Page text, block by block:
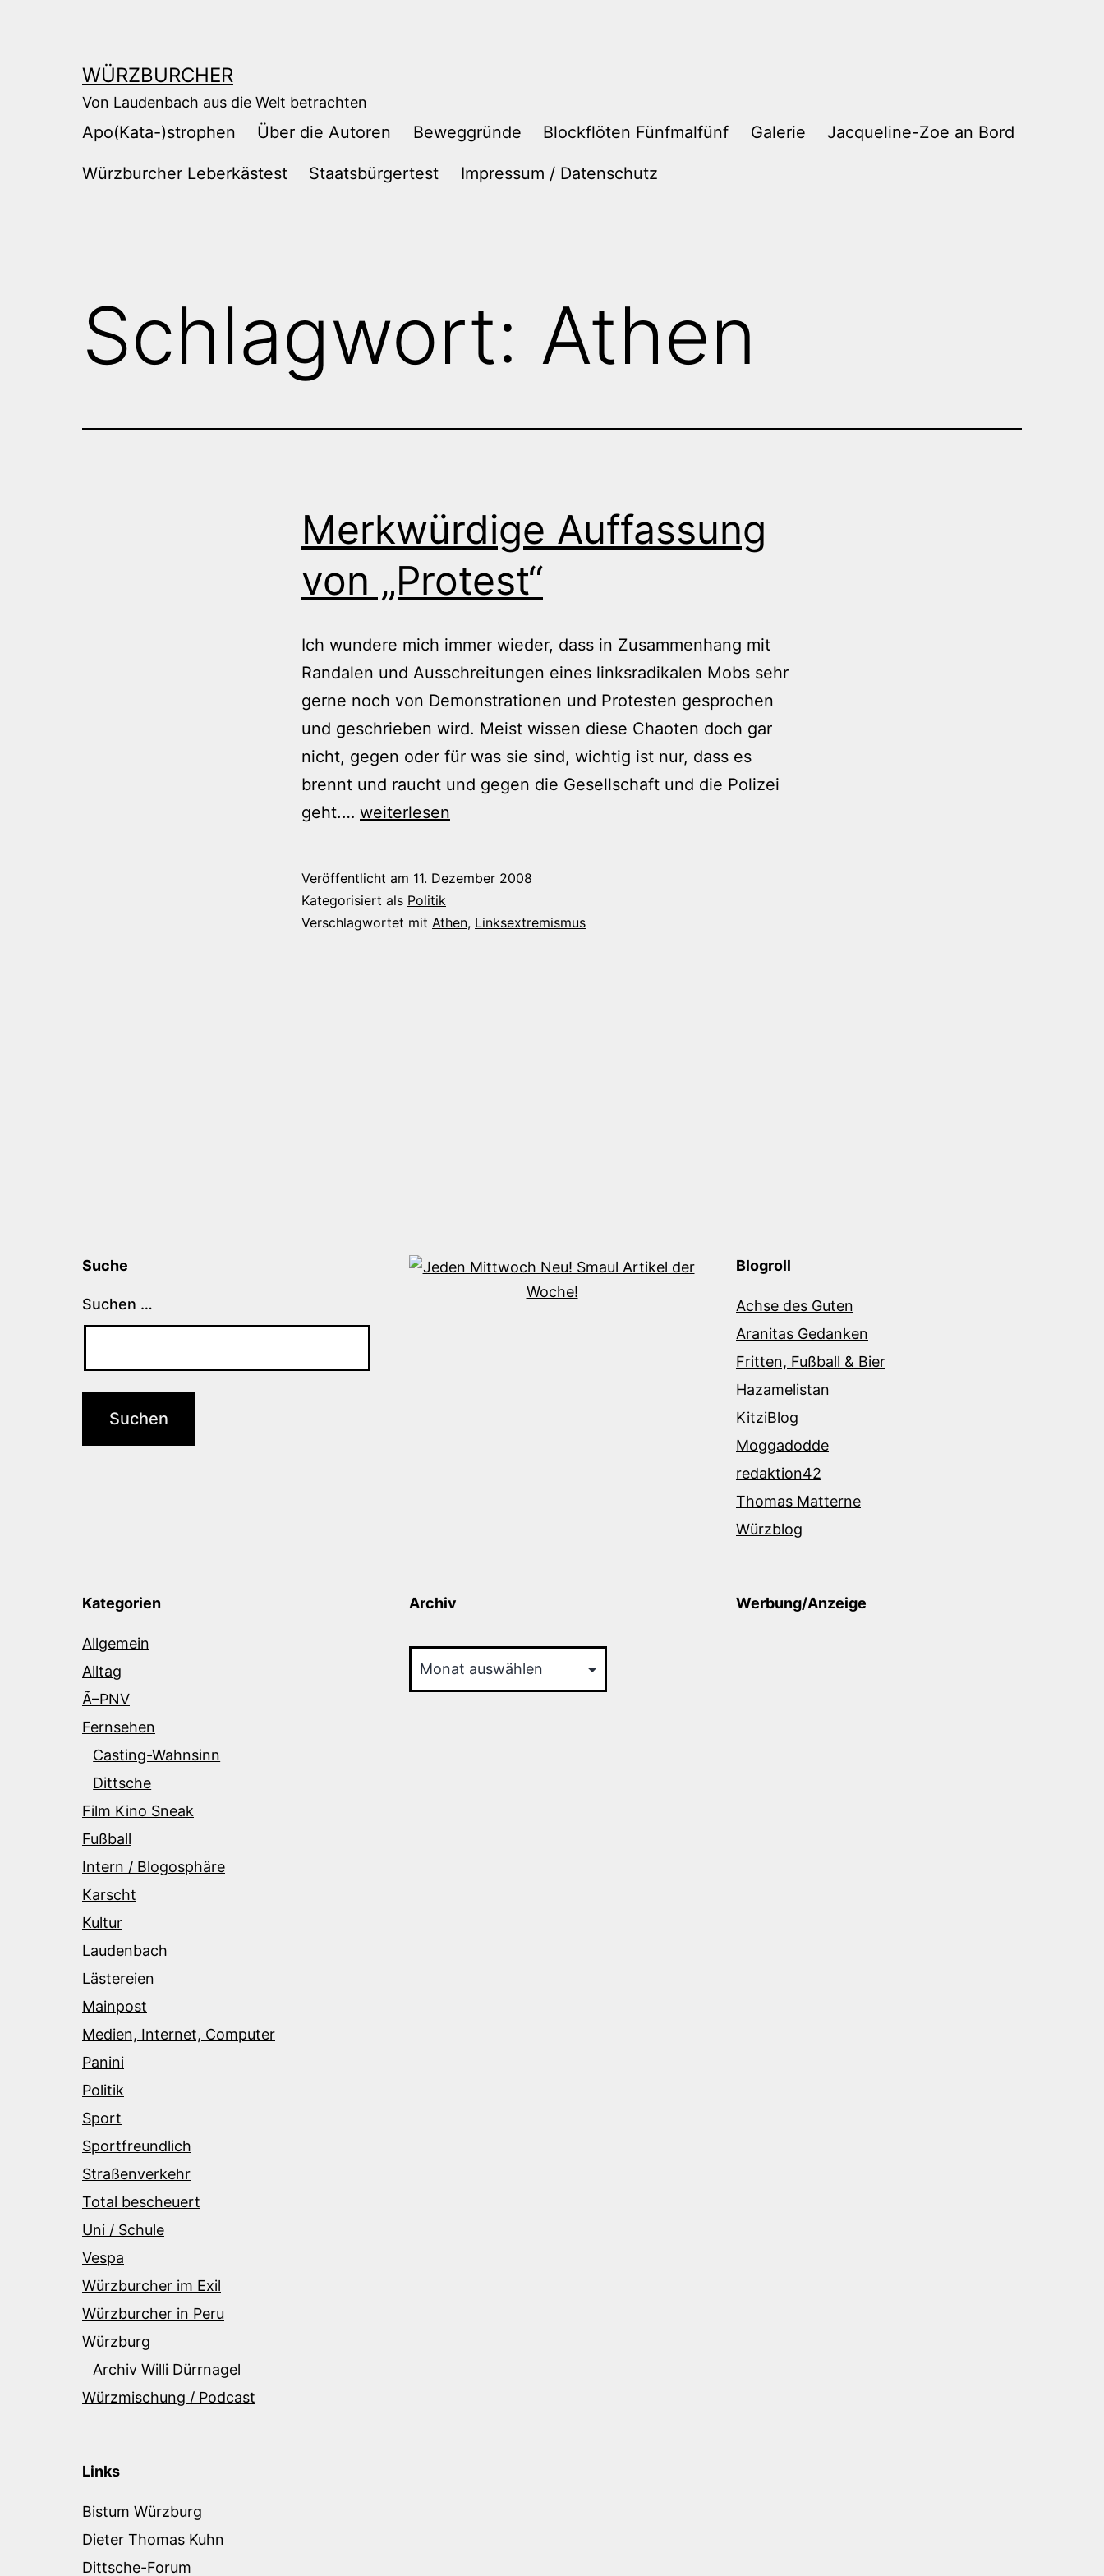
WÜRZBURCHER
Von Laudenbach aus die Welt betrachten
Apo(Kata-)strophen Über die Autoren Beweggründe Blockflöten Fünfmalfünf Galerie Jacqueline-Zoe an Bord
Würzburcher Leberkästest Staatsbürgertest Impressum / Datenschutz
Schlagwort: Athen
Merkwürdige Auffassung
von „Protest“
Ich wundere mich immer wieder, dass in Zusammenhang mit
Randalen und Ausschreitungen eines linksradikalen Mobs sehr
gerne noch von Demonstrationen und Protesten gesprochen
und geschrieben wird. Meist wissen diese Chaoten doch gar
nicht, gegen oder für was sie sind, wichtig ist nur, dass es
brennt und raucht und gegen die Gesellschaft und die Polizei
geht.… Merkwürdige
„Protest“
weiterlesen
Veröffentlicht am 11. Dezember 2008
Kategorisiert als Politik
Verschlagwortet mit Athen, Linksextremismus
Suche
Suchen …
Blogroll
Achse des Guten
Aranitas Gedanken
Fritten, Fußball & Bier
Hazamelistan
KitziBlog
Moggadodde
redaktion42
Thomas Matterne
Würzblog
Kategorien
Allgemein
Alltag
Ã–PNV
Fernsehen
Casting-Wahnsinn
Dittsche
Film Kino Sneak
Fußball
Intern / Blogosphäre
Karscht
Kultur
Laudenbach
Lästereien
Mainpost
Medien, Internet, Computer
Panini
Politik
Sport
Sportfreundlich
Straßenverkehr
Total bescheuert
Uni / Schule
Vespa
Würzburcher im Exil
Würzburcher in Peru
Würzburg
Archiv Willi Dürrnagel
Würzmischung / Podcast
Archiv Werbung/Anzeige
Links
Bistum Würzburg
Dieter Thomas Kuhn
Dittsche-Forum